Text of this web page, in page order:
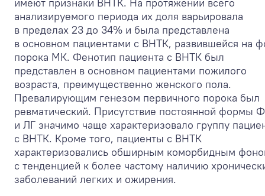
имеют признаки ВНТК. На протяжении всего
анализируемого периода их доля варьировала
в пределах 23 до 34% и была представлена
в основном пациентами с ВНТК, развившейся на
порока МК. Фенотип пациента с ВНТК был
представлен в основном пациентами пожилого
возраста, преимущественно женского пола.
Превалирующим генезом первичного порока был
ревматический. Присутствие постоянной формы
и ЛГ значимо чаще характеризовало группу
с ВНТК. Кроме того, пациенты с ВНТК
характеризовались обширным коморбидным
с тенденцией к более частому наличию
заболеваний легких и ожирения.